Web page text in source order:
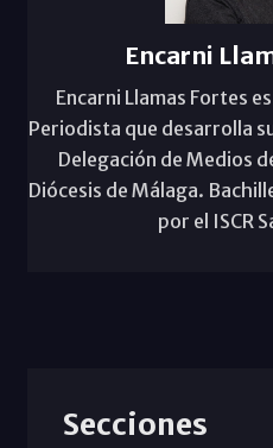
Encarni
Encarni Llamas Fortes
Periodista que desarrolla
Delegación de Medios
Diócesis de Málaga.
por el ISCR
Secciones